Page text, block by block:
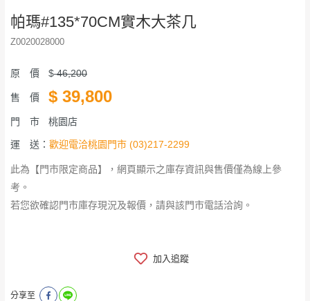
帕瑪#135*70CM實木大茶几
Z0020028000
原 價 $46,200
售 價 $ 39,800
門 市 桃園店
運 送： 歡迎電洽桃園門市 (03)217-2299
此為【門市限定商品】，網頁顯示之庫存資訊與售價僅為線上參
考。
若您欲確認門市庫存現況及報價，請與該門市電話洽詢。
加入追蹤
分享至